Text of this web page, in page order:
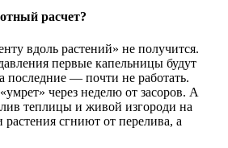
расчет?
вдоль растений» не получится.
первые капельницы будут
последние — почти не работать.
через неделю от засоров. А
теплицы и живой изгороди на
сгниют от перелива, а